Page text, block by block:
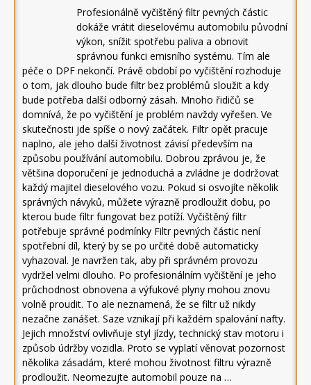
Profesionálně vyčištěný filtr pevných částic
dokáže vrátit dieselovému automobilu původní
výkon, snížit spotřebu paliva a obnovit
správnou funkci emisního systému. Tím ale
péče o DPF nekončí. Právě období po vyčištění rozhoduje
o tom, jak dlouho bude filtr bez problémů sloužit a kdy
bude potřeba další odborný zásah. Mnoho řidičů se
domnívá, že po vyčištění je problém navždy vyřešen. Ve
skutečnosti jde spíše o nový začátek. Filtr opět pracuje
naplno, ale jeho další životnost závisí především na
způsobu používání automobilu. Dobrou zprávou je, že
většina doporučení je jednoduchá a zvládne je dodržovat
každý majitel dieselového vozu. Pokud si osvojíte několik
správných návyků, můžete výrazně prodloužit dobu, po
kterou bude filtr fungovat bez potíží. Vyčištěný filtr
potřebuje správné podmínky Filtr pevných částic není
spotřební díl, který by se po určité době automaticky
vyhazoval. Je navržen tak, aby při správném provozu
vydržel velmi dlouho. Po profesionálním vyčištění je jeho
průchodnost obnovena a výfukové plyny mohou znovu
volně proudit. To ale neznamená, že se filtr už nikdy
nezačne zanášet. Saze vznikají při každém spalování nafty.
Jejich množství ovlivňuje styl jízdy, technický stav motoru i
způsob údržby vozidla. Proto se vyplatí věnovat pozornost
několika zásadám, které mohou životnost filtru výrazně
prodloužit. Neomezujte automobil pouze na …